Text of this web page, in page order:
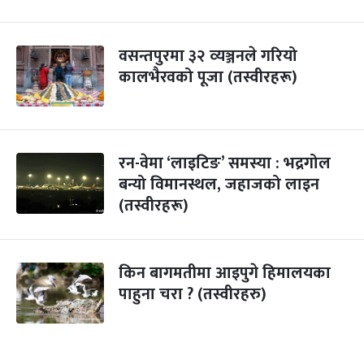
वसन्तपुरमा ३२ व्‍यञ्जनले गरियो
कालभैरवको पूजा (तस्वीरहरू)
रन-वेमा ‘लाइटिङ’ समस्या : भद्रगोल
बन्यो विमानस्थल, जहाजको लाइन
(तस्वीरहरू)
किन बागमतीमा आइपुगे हिमालयका
पाहुना चरा ? (तस्वीरहरु)